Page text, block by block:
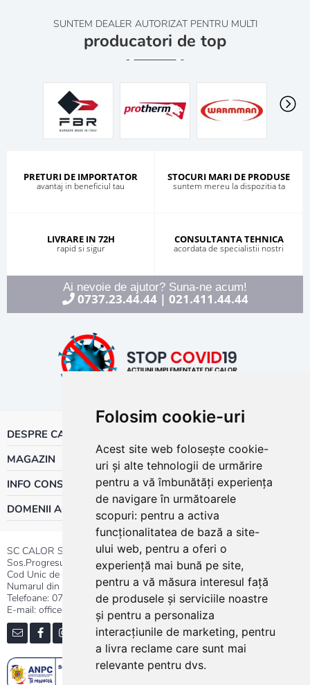
Folosim cookie-uri
Acest site web folosește cookie-
uri și alte tehnologii de urmărire
pentru a vă îmbunătăți experiența
de navigare în următoarele
scopuri: pentru a activa
funcționalitatea de bază a site-
ului web, pentru a oferi o
experiență mai bună pe site,
pentru a vă măsura interesul față
de produsele și serviciile noastre
și pentru a personaliza
interacțiunile de marketing, pentru
a livra reclame care sunt mai
relevante pentru dvs.
SUNTEM DEALER AUTORIZAT PENTRU MULTI
producatori de top
PRETURI DE IMPORTATOR
avantaj in beneficiul tau
STOCURI MARI DE PRODUSE
suntem mereu la dispozitia ta
LIVRARE IN 72H
rapid si sigur
CONSULTANTA TEHNICA
acordata de specialistii nostri
Ai nevoie de ajutor? Suna-ne acum!
0737.23.44.44| 021.411.44.44
DESPRE CALOR
MAGAZIN
INFO CONSUMATOR
DOMENII ACTIVITATE
SC CALOR SRL
Sos.Progresului nr.30-40, Sector 5, Bucuresti
Cod Unic de Inregistrare: RO 3004724
Numarul din Registrul Comertului:J40/13176/1991
Telefoane: 0737.23.44.44|021.411.44.44
E-mail: office@calor.ro